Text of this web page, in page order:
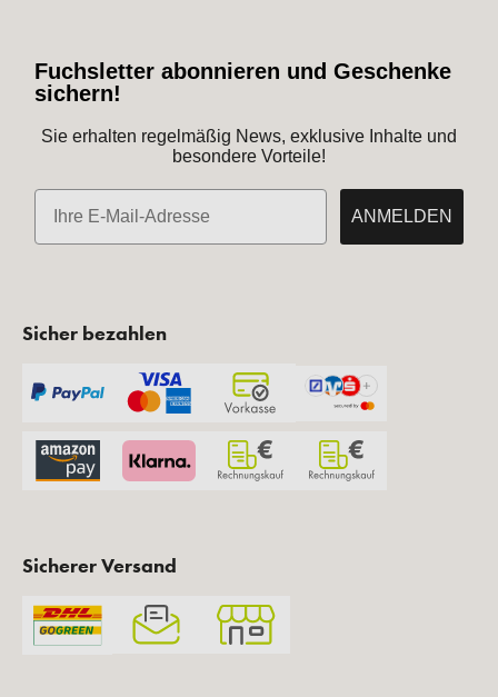
Fuchsletter abonnieren und Geschenke
sichern!
Sie erhalten regelmäßig News, exklusive Inhalte und
besondere Vorteile!
E-Mail
ANMELDEN
Sicher bezahlen
Sicherer Versand